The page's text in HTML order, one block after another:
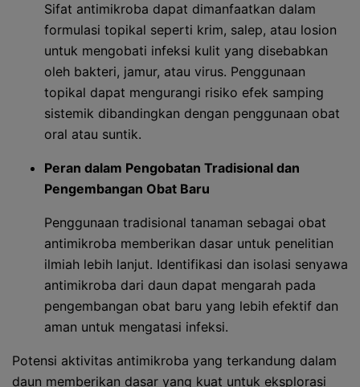
Sifat antimikroba dapat dimanfaatkan dalam
formulasi topikal seperti krim, salep, atau losion
untuk mengobati infeksi kulit yang disebabkan
oleh bakteri, jamur, atau virus. Penggunaan
topikal dapat mengurangi risiko efek samping
sistemik dibandingkan dengan penggunaan obat
oral atau suntik.
Peran dalam Pengobatan Tradisional dan
Pengembangan Obat Baru
Penggunaan tradisional tanaman sebagai obat
antimikroba memberikan dasar untuk penelitian
ilmiah lebih lanjut. Identifikasi dan isolasi senyawa
antimikroba dari daun dapat mengarah pada
pengembangan obat baru yang lebih efektif dan
aman untuk mengatasi infeksi.
Potensi aktivitas antimikroba yang terkandung dalam
daun memberikan dasar yang kuat untuk eksplorasi